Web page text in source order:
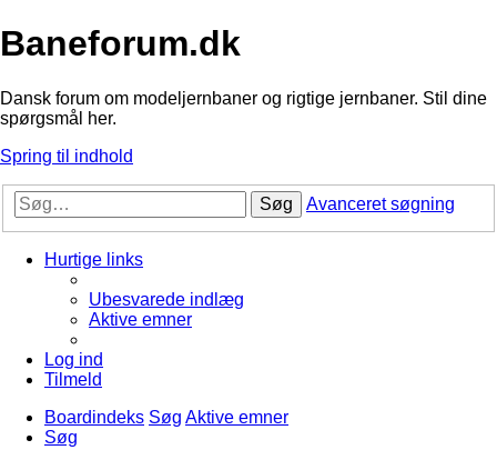
Baneforum.dk
Dansk forum om modeljernbaner og rigtige jernbaner. Stil dine
spørgsmål her.
Spring til indhold
Søg Avanceret søgning
Hurtige links
Ubesvarede indlæg
Aktive emner
Log ind
Tilmeld
Boardindeks Søg Aktive emner
Søg